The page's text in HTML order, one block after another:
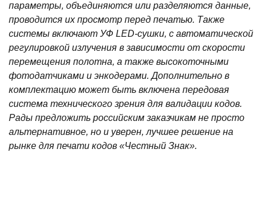
параметры, объединяются или разделяются данные,
проводится их просмотр перед печатью. Также
системы включают УФ LED-сушки, с автоматической
регулировкой излучения в зависимости от скорости
перемещения полотна, а также высокоточными
фотодатчиками и энкодерами. Дополнительно в
комплектацию может быть включена передовая
система технического зрения для валидации кодов.
Рады предложить российским заказчикам не просто
альтернативное, но и уверен, лучшее решение на
рынке для печати кодов «Честный Знак».